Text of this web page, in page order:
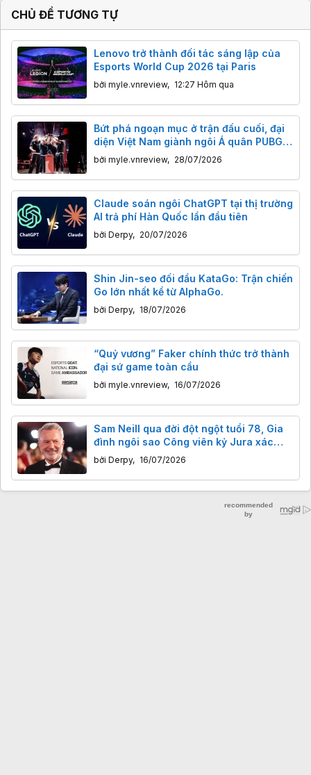
CHỦ ĐỀ TƯƠNG TỰ
Lenovo trở thành đối tác sáng lập của
Esports World Cup 2026 tại Paris
bởi myle.vnreview, 12:27 Hôm qua
Bứt phá ngoạn mục ở trận đấu cuối, đại
diện Việt Nam giành ngôi Á quân PUBG
tại Esports World Cup 2026
bởi myle.vnreview, 28/07/2026
Claude soán ngôi ChatGPT tại thị trường
AI trả phí Hàn Quốc lần đầu tiên
bởi Derpy, 20/07/2026
Shin Jin-seo đối đầu KataGo: Trận chiến
Go lớn nhất kể từ AlphaGo.
bởi Derpy, 18/07/2026
“Quỷ vương” Faker chính thức trở thành
đại sứ game toàn cầu
bởi myle.vnreview, 16/07/2026
Sam Neill qua đời đột ngột tuổi 78, Gia
đình ngôi sao Công viên kỷ Jura xác
nhận ông đã khỏi ung thư, nhưng
nguyên nhân cái chết chưa rõ
bởi Derpy, 16/07/2026